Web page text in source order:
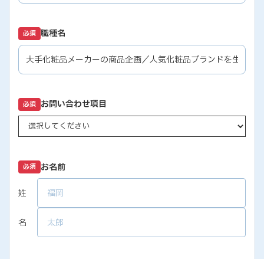
必須 職種名
必須 お問い合わせ項目
必須 お名前
姓
名